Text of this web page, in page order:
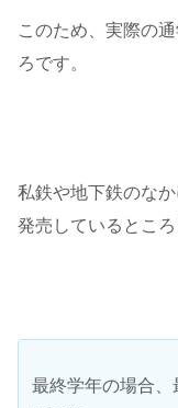
このため、実際の
ろです。
私鉄や地下鉄のな
発売しているところ
最終学年の場合